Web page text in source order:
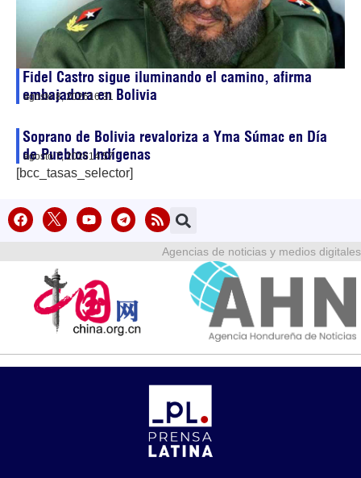
Fidel Castro sigue iluminando el camino, afirma
embajadora en Bolivia
agosto 8, 202616:31
Soprano de Bolivia revaloriza a Yma Súmac en Día
de Pueblos Indígenas
agosto 7, 202614:57
[bcc_tasas_selector]
Agencias de noticias y medios digitales